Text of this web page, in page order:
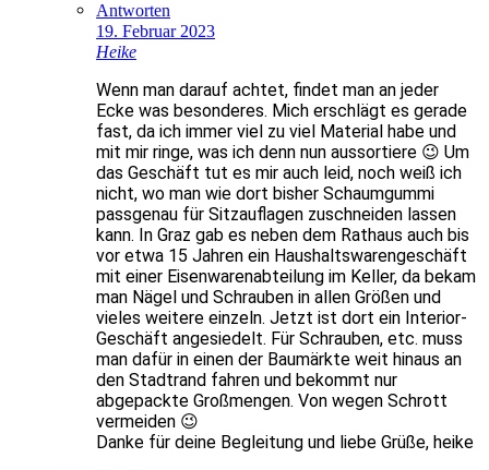
Antworten
19. Februar 2023
Heike
Wenn man darauf achtet, findet man an jeder
Ecke was besonderes. Mich erschlägt es gerade
fast, da ich immer viel zu viel Material habe und
mit mir ringe, was ich denn nun aussortiere 😉 Um
das Geschäft tut es mir auch leid, noch weiß ich
nicht, wo man wie dort bisher Schaumgummi
passgenau für Sitzauflagen zuschneiden lassen
kann. In Graz gab es neben dem Rathaus auch bis
vor etwa 15 Jahren ein Haushaltswarengeschäft
mit einer Eisenwarenabteilung im Keller, da bekam
man Nägel und Schrauben in allen Größen und
vieles weitere einzeln. Jetzt ist dort ein Interior-
Geschäft angesiedelt. Für Schrauben, etc. muss
man dafür in einen der Baumärkte weit hinaus an
den Stadtrand fahren und bekommt nur
abgepackte Großmengen. Von wegen Schrott
vermeiden 😉
Danke für deine Begleitung und liebe Grüße, heike